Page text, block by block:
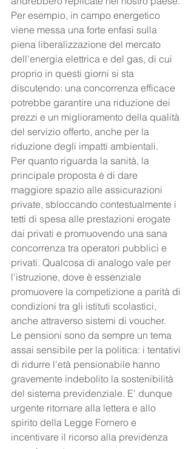
Per esempio, in campo energetico
viene messa una forte enfasi sulla
piena liberalizzazione del mercato
dell'energia elettrica e del gas, di cui
proprio in questi giorni si sta
discutendo: una concorrenza efficace
potrebbe garantire una riduzione dei
prezzi e un miglioramento della qualità
del servizio offerto, anche per la
riduzione degli impatti ambientali.
Per quanto riguarda la sanità, la
principale proposta è di dare
maggiore spazio alle assicurazioni
private, sbloccando contestualmente i
tetti di spesa alle prestazioni erogate
dai privati e promuovendo una sana
concorrenza tra operatori pubblici e
privati. Qualcosa di analogo vale per
l'istruzione, dove è essenziale
promuovere la competizione a parità di
condizioni tra gli istituti scolastici,
anche attraverso sistemi di voucher.
Le pensioni sono da sempre un tema
assai sensibile per la politica: i tentativi
di ridurre l'età pensionabile hanno
gravemente indebolito la sostenibilità
del sistema previdenziale. E' dunque
urgente ritornare alla lettera e allo
spirito della Legge Fornero e
incentivare il ricorso alla previdenza